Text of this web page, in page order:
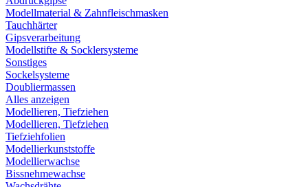
Modellmaterial & Zahnfleischmasken
Tauchhärter
Gipsverarbeitung
Modellstifte & Socklersysteme
Sonstiges
Sockelsysteme
Doubliermassen
Alles anzeigen
Modellieren, Tiefziehen
Modellieren, Tiefziehen
Tiefziehfolien
Modellierkunststoffe
Modellierwachse
Bissnehmewachse